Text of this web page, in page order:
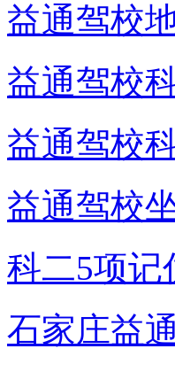
益通驾校
益通驾校
益通驾校
益通驾校
科二5项记
石家庄益